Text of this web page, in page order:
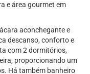
e área gourmet em
aconchegante e
descanso, conforto e
com 2 dormitórios,
proporcionando um
Há também banheiro